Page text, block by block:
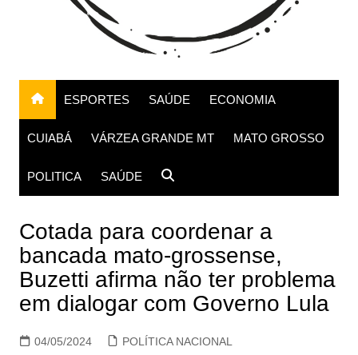
ESPORTES SAÚDE ECONOMIA
CUIABÁ VÁRZEA GRANDE MT MATO GROSSO
POLITICA SAÚDE
Cotada para coordenar a
bancada mato-grossense,
Buzetti afirma não ter problema
em dialogar com Governo Lula
04/05/2024 POLÍTICA NACIONAL